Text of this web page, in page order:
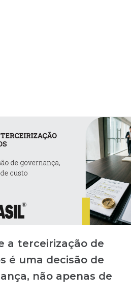
a terceirização de
é uma decisão de
não apenas de